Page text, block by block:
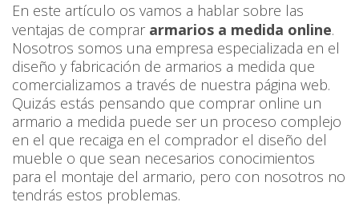
En este artículo os vamos a hablar sobre las
ventajas de comprar armarios a medida online.
Nosotros somos una empresa especializada en el
diseño y fabricación de armarios a medida que
comercializamos a través de nuestra página web.
Quizás estás pensando que comprar online un
armario a medida puede ser un proceso complejo
en el que recaiga en el comprador el diseño del
mueble o que sean necesarios conocimientos
para el montaje del armario, pero con nosotros no
tendrás estos problemas.